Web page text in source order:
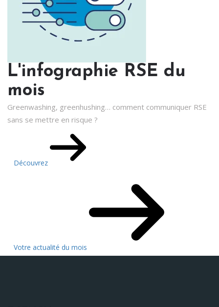
L'infographie RSE du
mois
Greenwashing, greenhushing… comment communiquer RSE
sans se mettre en risque ?
Découvrez
Votre actualité du mois